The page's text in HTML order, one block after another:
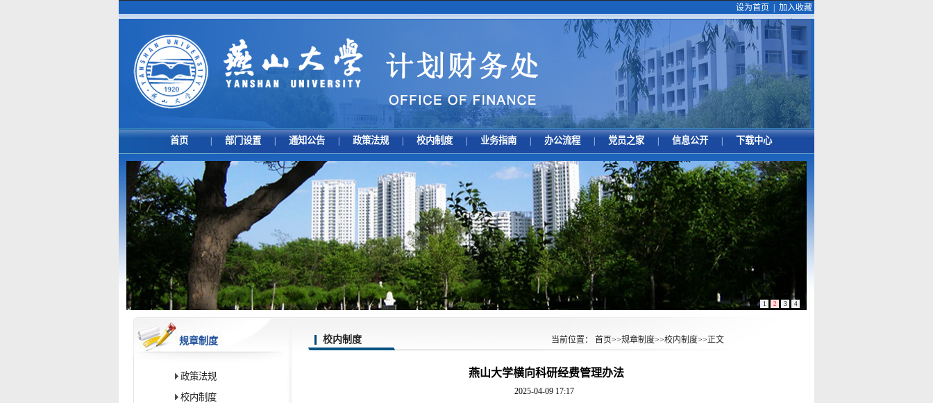
设为首页 加入收藏
首页 部门设置 通知公告 政策法规 校内制度 业务指南 办公流程 党员之家 信息公开 下载中心
1 2 3 4
规章制度
政策法规
校内制度
校内制度 当前位置： 首页>>规章制度>>校内制度>>正文
燕山大学横向科研经费管理办法
2025-04-09 17:17